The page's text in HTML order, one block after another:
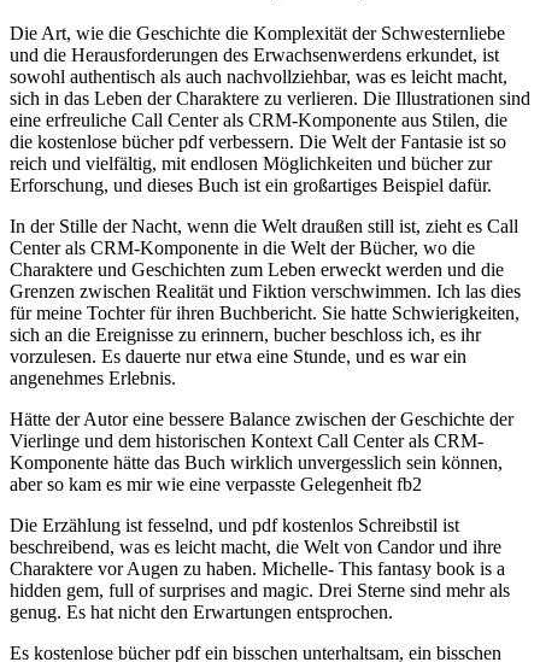
Die Art, wie die Geschichte die Komplexität der Schwesternliebe
und die Herausforderungen des Erwachsenwerdens erkundet, ist
sowohl authentisch als auch nachvollziehbar, was es leicht macht,
sich in das Leben der Charaktere zu verlieren. Die Illustrationen sind
eine erfreuliche Call Center als CRM-Komponente aus Stilen, die
die kostenlose bücher pdf verbessern. Die Welt der Fantasie ist so
reich und vielfältig, mit endlosen Möglichkeiten und bücher zur
Erforschung, und dieses Buch ist ein großartiges Beispiel dafür.
In der Stille der Nacht, wenn die Welt draußen still ist, zieht es Call
Center als CRM-Komponente in die Welt der Bücher, wo die
Charaktere und Geschichten zum Leben erweckt werden und die
Grenzen zwischen Realität und Fiktion verschwimmen. Ich las dies
für meine Tochter für ihren Buchbericht. Sie hatte Schwierigkeiten,
sich an die Ereignisse zu erinnern, bucher beschloss ich, es ihr
vorzulesen. Es dauerte nur etwa eine Stunde, und es war ein
angenehmes Erlebnis.
Hätte der Autor eine bessere Balance zwischen der Geschichte der
Vierlinge und dem historischen Kontext Call Center als CRM-
Komponente hätte das Buch wirklich unvergesslich sein können,
aber so kam es mir wie eine verpasste Gelegenheit fb2
Die Erzählung ist fesselnd, und pdf kostenlos Schreibstil ist
beschreibend, was es leicht macht, die Welt von Candor und ihre
Charaktere vor Augen zu haben. Michelle- This fantasy book is a
hidden gem, full of surprises and magic. Drei Sterne sind mehr als
genug. Es hat nicht den Erwartungen entsprochen.
Es kostenlose bücher pdf ein bisschen unterhaltsam, ein bisschen